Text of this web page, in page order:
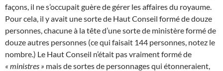
façons, il ne s’occupait guère de gérer les affaires du royaume.
Pour cela, il y avait une sorte de Haut Conseil formé de douze
personnes, chacune à la tête d’une sorte de ministère formé de
douze autres personnes (ce qui faisait 144 personnes, notez le
nombre.) Le Haut Conseil n’était pas vraiment formé de
« ministres » mais de sortes de personnages qui étonneraient,